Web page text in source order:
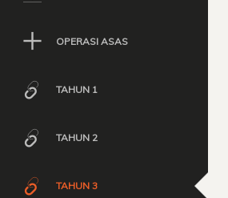
OPERASI ASAS
TAHUN 1
TAHUN 2
TAHUN 3